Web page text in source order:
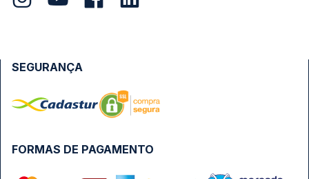
FORMAS DE PAGAMENTO
SEGURANÇA